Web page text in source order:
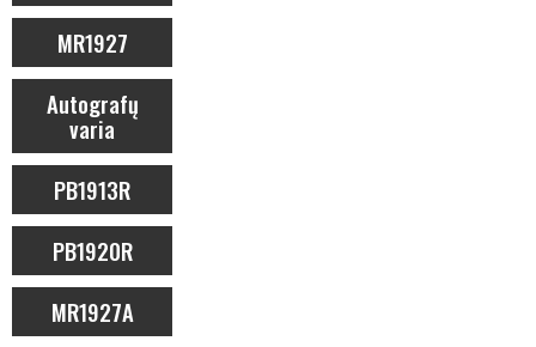
MR1927
Autografų
varia
PB1913R
PB1920R
MR1927A